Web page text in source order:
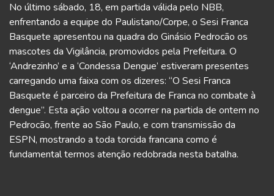
No último sábado, 18, em partida válida pelo NBB,
enfrentando a equipe do Paulistano/Corpe, o Sesi Franca
Basquete apresentou na quadra do Ginásio Pedrocão os
mascotes da Vigilância, promovidos pela Prefeitura. O
‘Andrezinho’ e a ‘Condessa Dengue’ estiveram presentes
carregando uma faixa com os dizeres: “O Sesi Franca
Basquete é parceiro da Prefeitura de Franca no combate à
dengue”. Esta ação voltou a ocorrer na partida de ontem no
Pedrocão, frente ao São Paulo, e com transmissão da
ESPN, mostrando a toda torcida francana como é
fundamental termos atenção redobrada nesta batalha.